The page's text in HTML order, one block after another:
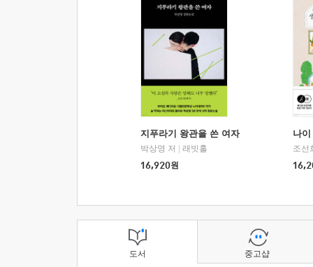
지푸라기 왕관을 쓴 여자
박상영 저
래빗홀
16,920원
나
조선
도서 중고샵